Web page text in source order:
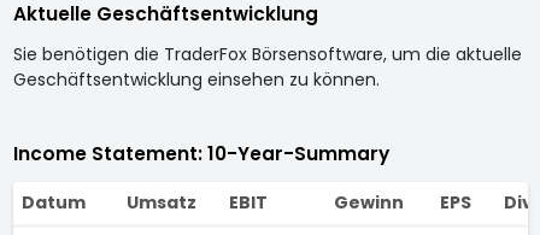
Aktuelle Geschäftsentwicklung
Sie benötigen die TraderFox Börsensoftware, um die aktuelle
Geschäftsentwicklung einsehen zu können.
Income Statement: 10-Year-Summary
Datum Umsatz EBIT Gewinn EPS